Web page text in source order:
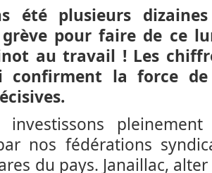
été plusieurs
pour faire de ce
au travail ! Les
confirment la force
investissons
nos fédérations
du pays. Janaillac,